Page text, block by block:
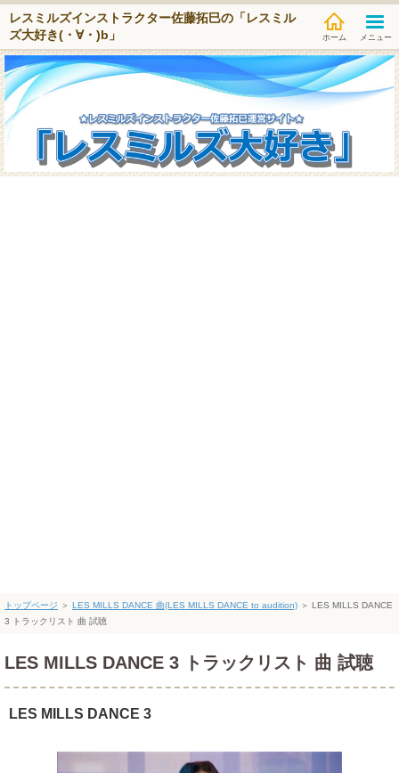
レスミルズインストラクター佐藤拓巳の「レスミル
ズ大好き(・∀・)b」
メニュー
トップページ ＞ LES MILLS DANCE 曲(LES MILLS DANCE to audition) ＞ LES MILLS DANCE
3 トラックリスト 曲 試聴
LES MILLS DANCE 3 トラックリスト 曲 試聴
LES MILLS DANCE 3